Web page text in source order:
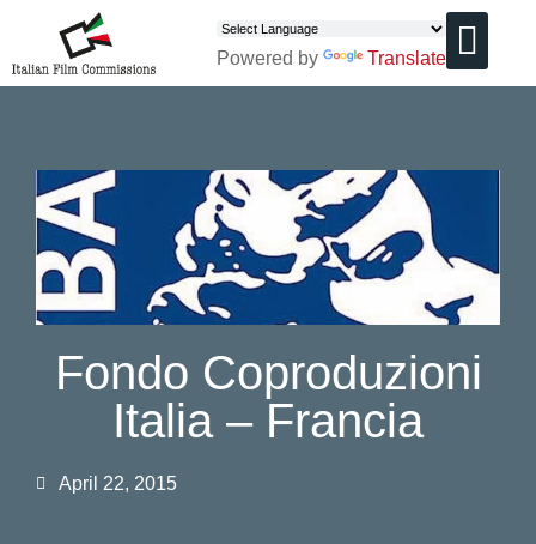
Powered by Translate
Fondo Coproduzioni
Italia – Francia
April 22, 2015